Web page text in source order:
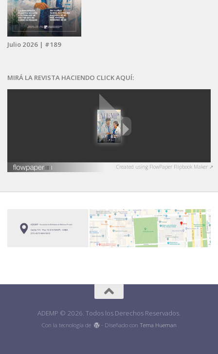
Julio 2026 | #189
MIRÁ LA REVISTA HACIENDO CLICK AQUÍ:
Created using FlowPaper Flipbook Maker ↗
ADEMP © 2026. Todos los Derechos Reservados.
Con la tecnología de - Diseñado con Tema Hueman